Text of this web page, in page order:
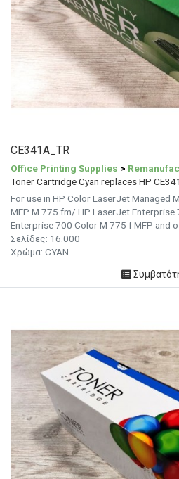
CE341A_TR
Office Printing Supplies >
Toner Cartridge Cyan replaces HP
For use in HP Color LaserJet Managed
MFP M 775 fm/ HP LaserJet Enterprise
Enterprise 700 Color M 775 f MFP and
Σελίδες: 16.000
Χρώμα: CYAN